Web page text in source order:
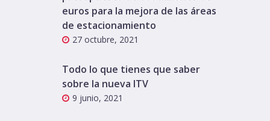
euros para la mejora de las áreas
de estacionamiento
27 octubre, 2021
Todo lo que tienes que saber
sobre la nueva ITV
9 junio, 2021